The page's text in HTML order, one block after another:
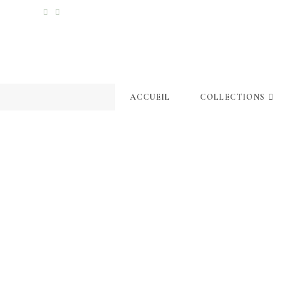
ACCUEIL COLLECTIONS